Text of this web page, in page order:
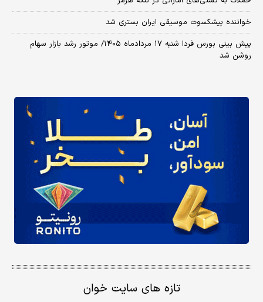
خواننده پیشکسوت موسیقی ایران بستری شد
پیش بینی بورس فردا شنبه ۱۷ مردادماه ۱۴۰۵/ موتور رشد بازار سهام
روشن شد
تازه های سایت خوان